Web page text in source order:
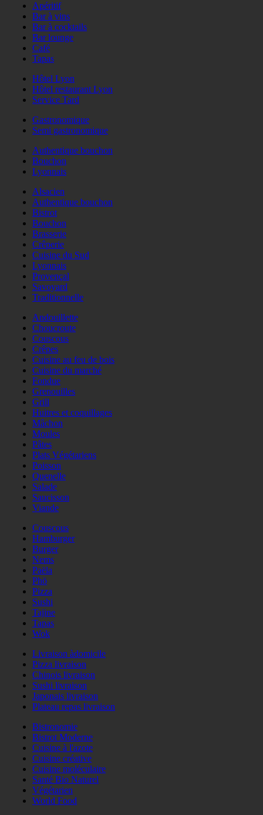
Apéritif
Bar à vins
Bar à cocktails
Bar lounge
Café
Tapas
Hôtel Lyon
Hôtel restaurant Lyon
Service Tard
Gastronomique
Semi gastronomique
Authentique bouchon
Bouchon
Lyonnais
Alsacien
Authentique bouchon
Bistrot
Bouchon
Brasserie
Crêperie
Cuisine du Sud
Lyonnais
Provençal
Savoyard
Traditionnelle
Andouillette
Choucroute
Couscous
Crêpes
Cuisine au feu de bois
Cuisine du marché
Fondue
Grenouilles
Grill
Huitres et coquillages
Mâchon
Moules
Pâtes
Plats Végétariens
Poisson
Quenelle
Salade
Saucisson
Viande
Couscous
Hamburger
Burger
Nems
Paëla
Phö
Pizza
Sushi
Tajine
Tapas
Wok
Livraison àdomicile
Pizza livraison
Chinois livraison
Sushi livraison
Japonais livraison
Plateau repas livraison
Bistronomie
Bistrot Moderne
Cuisine à l'azote
Cuisine créative
Cuisine moléculaire
Santé Bio Naturel
Végétarien
World Food